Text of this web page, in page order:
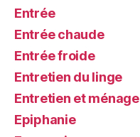
Entrée
Entrée chaude
Entrée froide
Entretien du linge
Entretien et ménage
Epiphanie